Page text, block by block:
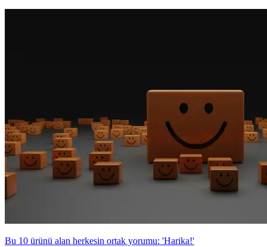
Bu 10 ürünü alan herkesin ortak yorumu: 'Harika!'